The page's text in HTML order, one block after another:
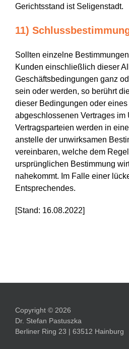
Gerichtsstand ist Seligenstadt.
11)
Sollten einzelne
Kunden einschließlich dieser
Geschäftsbedingungen ganz
sein oder werden, so berührt
dieser Bedingungen oder eines
abgeschlossenen Vertrages im
Vertragsparteien werden in
anstelle der unwirksamen
vereinbaren, welche dem
ursprünglichen Bestimmung
nahekommt. Im Falle einer
Entsprechendes.
[Stand: 16.08.2022]
Copyright © 2026
Dr. Stefan Pastuszka
Berliner Ring 23 | 63512 Hainburg